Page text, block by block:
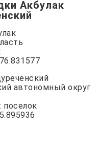
Акбулак
:
автономный округ
: поселок